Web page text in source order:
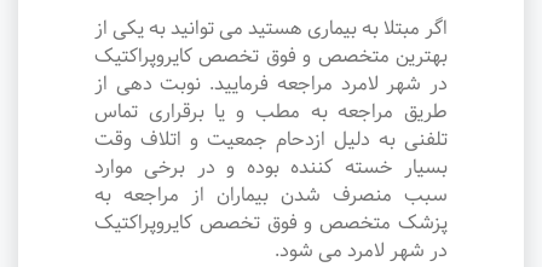
اگر مبتلا به بیماری هستید می توانید به یکی از
بهترین متخصص و فوق تخصص کایروپراکتیک
در شهر لامرد مراجعه فرمایید. نوبت دهی از
طریق مراجعه به مطب و یا برقراری تماس
تلفنی به دلیل ازدحام جمعیت و اتلاف وقت
بسیار خسته کننده بوده و در برخی موارد
سبب منصرف شدن بیماران از مراجعه به
پزشک متخصص و فوق تخصص کایروپراکتیک
در شهر لامرد می شود.